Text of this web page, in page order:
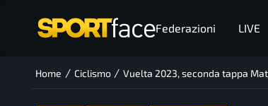
Federazioni LIVE
Home / Ciclismo / Vuelta 2023, seconda tappa